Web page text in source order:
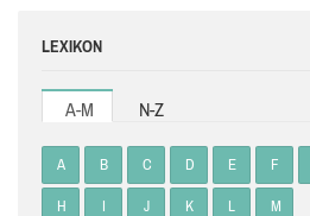
LEXIKON
A-M N-Z
A B C D E F
H I J K L M